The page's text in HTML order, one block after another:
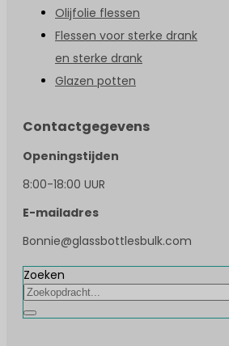
Olijfolie flessen
Flessen voor sterke drank
en sterke drank
Glazen potten
Contactgegevens
Openingstijden
8:00-18:00 UUR
E-mailadres
Bonnie@glassbottlesbulk.com
Zoeken